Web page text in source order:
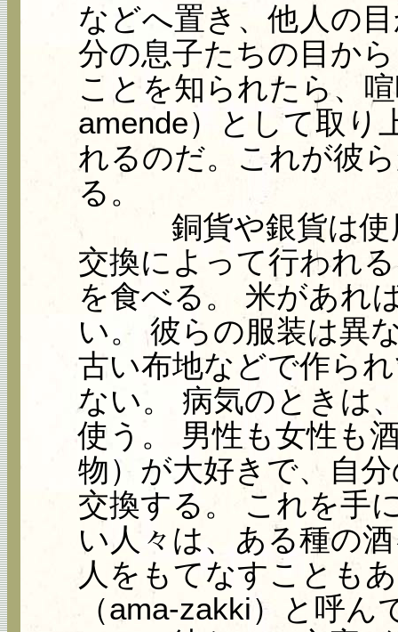
などへ置き、他人の
分の息子たちの目か
ことを知られたら、
amende）として取り
れるのだ。これが彼
る。
銅貨や銀貨は使用
交換によって行われ
を食べる。 米があれ
い。 彼らの服装は異
古い布地などで作ら
ない。 病気のときは
使う。 男性も女性も
物）が大好きで、自
交換する。 これを手
い人々は、ある種の
人をもてなすことも
（ama-zakki）と呼ん